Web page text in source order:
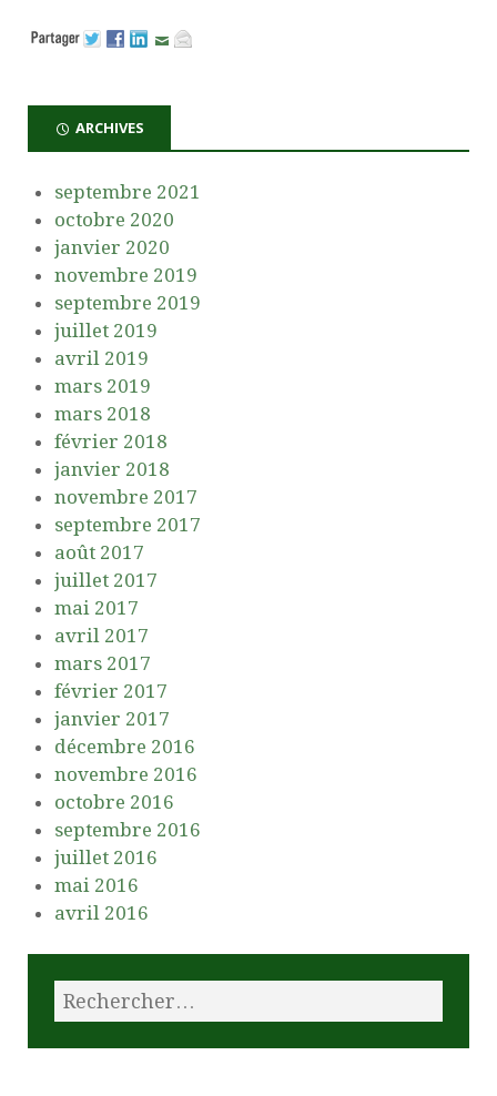
ARCHIVES
septembre 2021
octobre 2020
janvier 2020
novembre 2019
septembre 2019
juillet 2019
avril 2019
mars 2019
mars 2018
février 2018
janvier 2018
novembre 2017
septembre 2017
août 2017
juillet 2017
mai 2017
avril 2017
mars 2017
février 2017
janvier 2017
décembre 2016
novembre 2016
octobre 2016
septembre 2016
juillet 2016
mai 2016
avril 2016